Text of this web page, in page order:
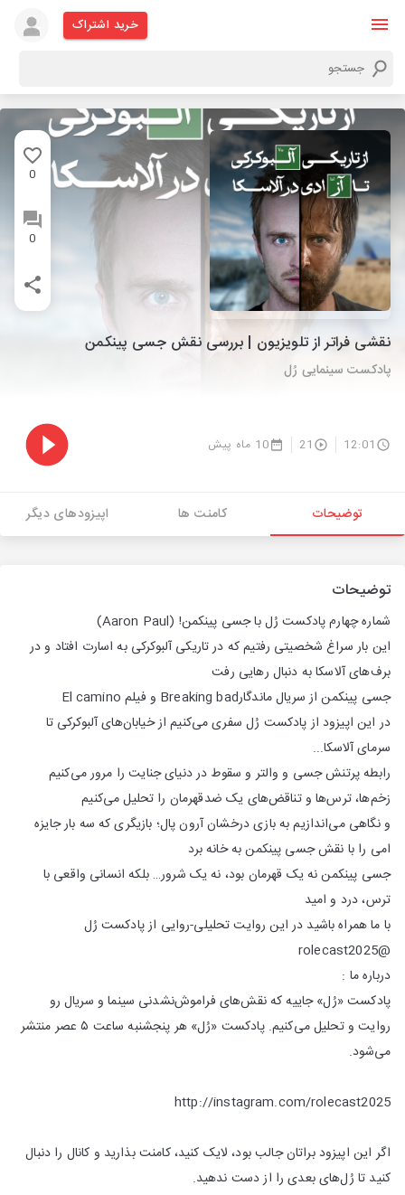
خرید اشتراک
0
0
نقشی فراتر از تلویزیون | بررسی نقش جسی پینکمن
پادکست سینمایی رُل
12:01
21 10 ماه پیش
توضیحات کامنت ها اپیزودهای دیگر
توضیحات
شماره چهارم پادکست رُل با جسی پینکمن! (Aaron Paul)
این بار سراغ شخصیتی رفتیم که در تاریکی آلبوکرکی به اسارت افتاد و در
برف‌های آلاسکا به دنبال رهایی رفت
جسی پینکمن از سریال ماندگارBreaking bad و فیلم El camino
در این اپیزود از پادکست رُل سفری می‌کنیم از خیابان‌های آلبوکرکی تا
سرمای آلاسکا...
رابطه پرتنش جسی و والتر و سقوط در دنیای جنایت را مرور می‌کنیم
زخم‌ها، ترس‌ها و تناقض‌های یک ضدقهرمان را تحلیل می‌کنیم
و نگاهی می‌اندازیم به بازی درخشان آرون پال؛ بازیگری که سه بار جایزه
امی را با نقش جسی پینکمن به خانه برد
جسی پینکمن نه یک قهرمان بود، نه یک شرور… بلکه انسانی واقعی با
ترس، درد و امید
با ما همراه باشید در این روایت تحلیلی-روایی از پادکست رُل
@rolecast2025
درباره ما :
پادکست «رُل» جاییه که نقش‌های فراموش‌نشدنی سینما و سریال رو
روایت و تحلیل می‌کنیم. پادکست «رُل» هر پنجشنبه ساعت ۵ عصر منتشر
می‌شود.
http://instagram.com/rolecast2025
اگر این اپیزود براتان جالب بود، لایک کنید، کامنت بذارید و کانال را دنبال
کنید تا رُل‌های بعدی را از دست ندهید.